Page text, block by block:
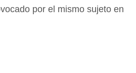
por el mismo sujeto en